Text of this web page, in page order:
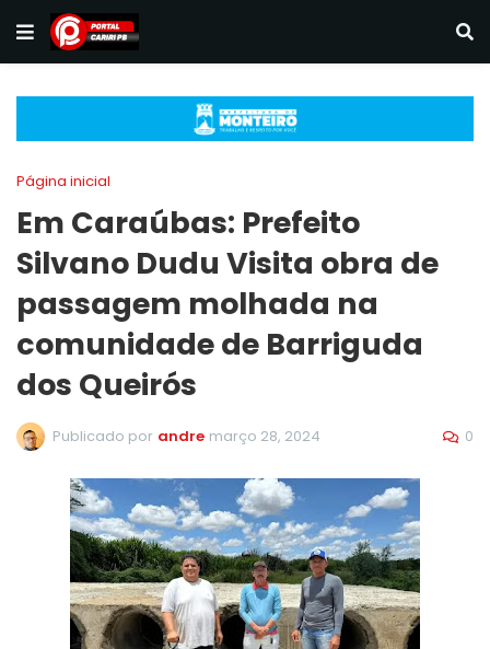
Página inicial
Em Caraúbas: Prefeito
Silvano Dudu Visita obra de
passagem molhada na
comunidade de Barriguda
dos Queirós
Publicado por andre março 28, 2024 0